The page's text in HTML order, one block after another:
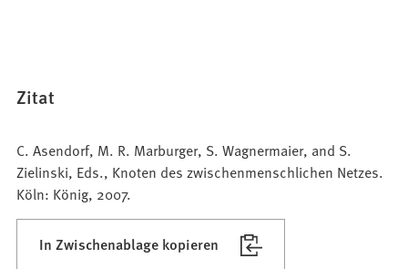
Zitat
C. Asendorf, M. R. Marburger, S. Wagnermaier, and S.
Zielinski, Eds., Knoten des zwischenmenschlichen Netzes.
Köln: König, 2007.
In Zwischenablage kopieren